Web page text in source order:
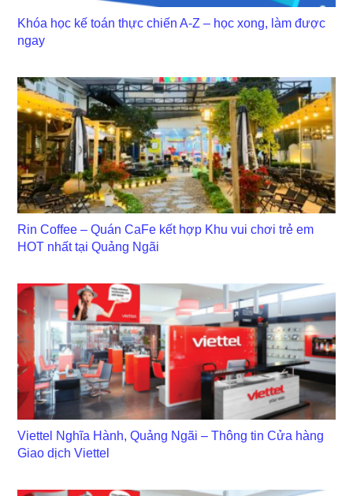
Khóa học kế toán thực chiến A-Z – học xong, làm được
ngay
Rin Coffee – Quán CaFe kết hợp Khu vui chơi trẻ em
HOT nhất tại Quảng Ngãi
Viettel Nghĩa Hành, Quảng Ngãi – Thông tin Cửa hàng
Giao dịch Viettel